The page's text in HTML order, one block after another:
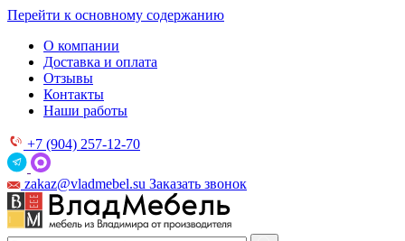
Перейти к основному содержанию
О компании
Доставка и оплата
Отзывы
Контакты
Наши работы
+7 (904) 257-12-70
zakaz@vladmebel.su Заказать звонок